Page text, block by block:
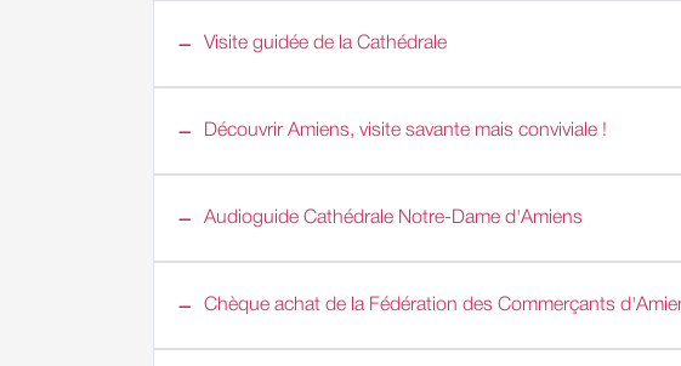
Visite guidée de la Cathédrale
Découvrir Amiens, visite savante mais conviviale !
Audioguide Cathédrale Notre-Dame d'Amiens
Chèque achat de la Fédération des Commerçants